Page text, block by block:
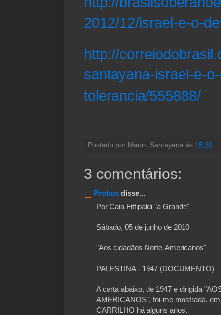
2012/12/israel-e-o-
http://
santayana-israel-e-
tolerancia/555888/
Postado por Mauro Santayana às 15:30
3 comentários:
Probus disse...
Por Caia Fittipaldi "a Grande"
Sábado, 05 de junho de 2010
"Aos cidadãos Norte-Americanos"
PALESTINA - 1947 (DOCUMENTO)
A carta abaixo, de 1947 e dirigida
AMERICANOS", foi-me mostrada,
CARRILHO há alguns anos.